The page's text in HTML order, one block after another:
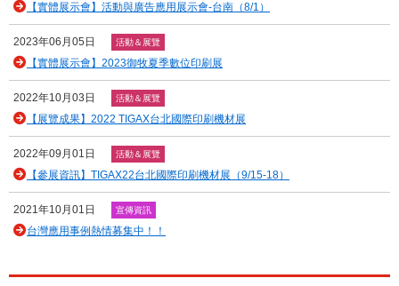
【實體展示會】活動與廣告應用展示會-台南（8/1）
2023年06月05日 活動＆展覽
【實體展示會】2023御牧夏季數位印刷展
2022年10月03日 活動＆展覽
【展覽成果】2022 TIGAX台北國際印刷機材展
2022年09月01日 活動＆展覽
【參展資訊】TIGAX22台北國際印刷機材展（9/15-18）
2021年10月01日 宣傳資訊
台灣應用事例熱情募集中！！